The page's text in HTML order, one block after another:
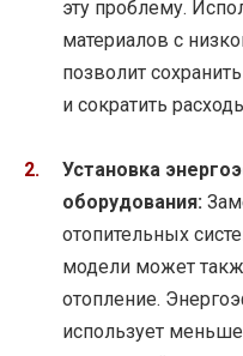
эту проблему.
материалов с
позволит
и сократить
Установка
оборудования:
отопительных
модели может
отопление.
использует